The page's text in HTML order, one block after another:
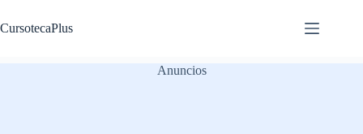
al
contenido
CursotecaPlus
Anuncios